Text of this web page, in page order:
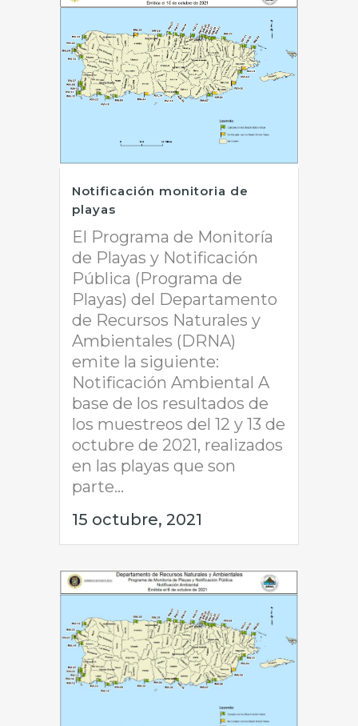
Notificación monitoria de
playas
El Programa de Monitoría
de Playas y Notificación
Pública (Programa de
Playas) del Departamento
de Recursos Naturales y
Ambientales (DRNA)
emite la siguiente:
Notificación Ambiental A
base de los resultados de
los muestreos del 12 y 13 de
octubre de 2021, realizados
en las playas que son
parte...
15 octubre, 2021